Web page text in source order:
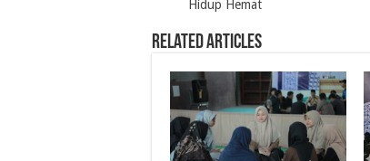
Hidup Hemat
Related Articles